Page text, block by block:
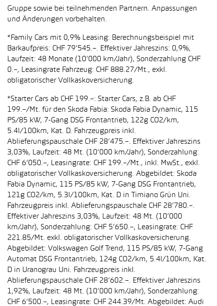
Gruppe sowie bei teilnehmenden Partnern. Anpassungen
und Änderungen vorbehalten.
*Family Cars mit 0,9% Leasing: Berechnungsbeispiel mit
Barkaufpreis: CHF 79’545.–. Effektiver Jahreszins: 0,9%,
Laufzeit: 48 Monate (10’000 km/Jahr), Sonderzahlung CHF
0.–, Leasingrate Fahrzeug: CHF 888.27/Mt., exkl.
obligatorischer Vollkaskoversicherung.
*Starter Cars ab CHF 199.–: Starter Cars, z.B. ab CHF
199.–/Mt. für den Skoda Fabia: Skoda Fabia Dynamic, 115
PS/85 kW, 7-Gang DSG Frontantrieb, 122g CO2/km,
5.4l/100km, Kat. D. Fahrzeugpreis inkl.
Ablieferungspauschale CHF 28’475.–. Effektiver Jahreszins
3,03%, Laufzeit: 48 Mt. (10’000 km/Jahr), Sonderzahlung:
CHF 6’050.–, Leasingrate: CHF 199.–/Mt., inkl. MwSt., exkl.
obligatorischer Vollkaskoversicherung. Abgebildet: Skoda
Fabia Dynamic, 115 PS/85 kW, 7-Gang DSG Frontantrieb,
121g CO2/km, 5.3l/100km, Kat. D in Timiano Grün Uni.
Fahrzeugpreis inkl. Ablieferungspauschale CHF 28’780.–.
Effektiver Jahreszins 3,03%, Laufzeit: 48 Mt. (10’000
km/Jahr), Sonderzahlung: CHF 5’650.–, Leasingrate: CHF
221.85/Mt. exkl. obligatorischer Vollkaskoversicherung.
Abgebildet: Volkswagen Golf Trend, 115 PS/85 kW, 7-Gang
Automat DSG Frontantrieb, 124g CO2/km, 5.4l/100km, Kat.
D in Uranograu Uni. Fahrzeugpreis inkl.
Ablieferungspauschale CHF 28’602.–. Effektiver Jahreszins
1,92%, Laufzeit: 48 Mt. (10’000 km/Jahr), Sonderzahlung:
CHF 6’500.–, Leasingrate: CHF 244.39/Mt. Abgebildet: Audi